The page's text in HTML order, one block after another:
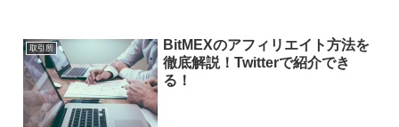
取引所
BitMEXのアフィリエイト方法を
徹底解説！Twitterで紹介でき
る！